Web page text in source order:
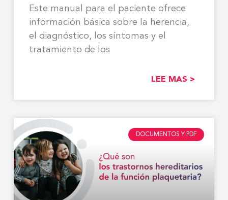
Este manual para el paciente ofrece
información básica sobre la herencia,
el diagnóstico, los síntomas y el
tratamiento de los
LEE MAS >
DOCUMENTOS Y PDF